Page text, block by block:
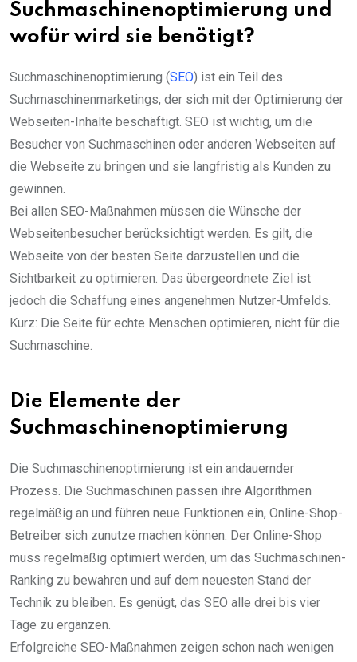
Suchmaschinenoptimierung und
wofür wird sie benötigt?
Suchmaschinenoptimierung (SEO) ist ein Teil des
Suchmaschinenmarketings, der sich mit der Optimierung der
Webseiten-Inhalte beschäftigt. SEO ist wichtig, um die
Besucher von Suchmaschinen oder anderen Webseiten auf
die Webseite zu bringen und sie langfristig als Kunden zu
gewinnen.
Bei allen SEO-Maßnahmen müssen die Wünsche der
Webseitenbesucher berücksichtigt werden. Es gilt, die
Webseite von der besten Seite darzustellen und die
Sichtbarkeit zu optimieren. Das übergeordnete Ziel ist
jedoch die Schaffung eines angenehmen Nutzer-Umfelds.
Kurz: Die Seite für echte Menschen optimieren, nicht für die
Suchmaschine.
Die Elemente der
Suchmaschinenoptimierung
Die Suchmaschinenoptimierung ist ein andauernder
Prozess. Die Suchmaschinen passen ihre Algorithmen
regelmäßig an und führen neue Funktionen ein, Online-Shop-
Betreiber sich zunutze machen können. Der Online-Shop
muss regelmäßig optimiert werden, um das Suchmaschinen-
Ranking zu bewahren und auf dem neuesten Stand der
Technik zu bleiben. Es genügt, das SEO alle drei bis vier
Tage zu ergänzen.
Erfolgreiche SEO-Maßnahmen zeigen schon nach wenigen